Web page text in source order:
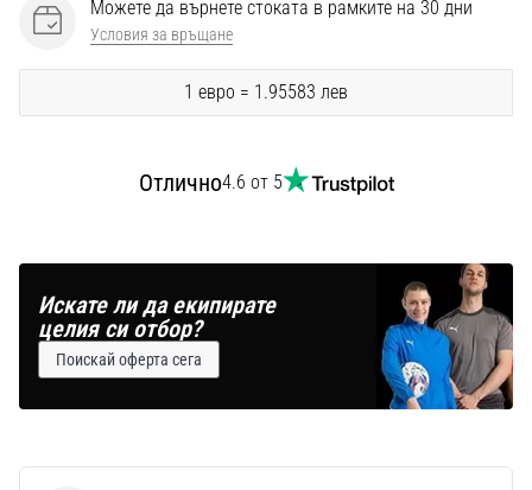
Можете да върнете стоката в рамките на 30 дни
Условия за връщане
1 евро = 1.95583 лев
Отлично4.6 от 5
Искате ли да екипирате
целия си отбор?
Поискай оферта сега